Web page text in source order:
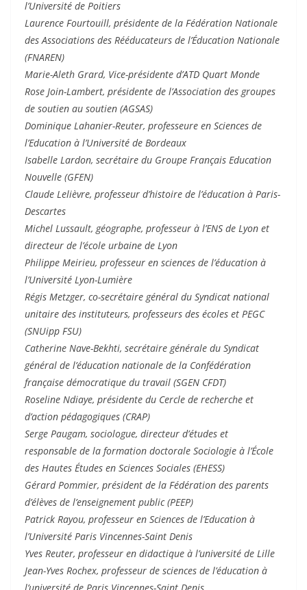
l’Université de Poitiers
Laurence Fourtouill, présidente de la Fédération Nationale
des Associations des Rééducateurs de l’Éducation Nationale
(FNAREN)
Marie-Aleth Grard, Vice-présidente d’ATD Quart Monde
Rose Join-Lambert, présidente de l’Association des groupes
de soutien au soutien (AGSAS)
Dominique Lahanier-Reuter, professeure en Sciences de
l’Education à l’Université de Bordeaux
Isabelle Lardon, secrétaire du Groupe Français Education
Nouvelle (GFEN)
Claude Lelièvre, professeur d’histoire de l’éducation à Paris-
Descartes
Michel Lussault, géographe, professeur à l’ENS de Lyon et
directeur de l’école urbaine de Lyon
Philippe Meirieu, professeur en sciences de l’éducation à
l’Université Lyon-Lumière
Régis Metzger, co-secrétaire général du Syndicat national
unitaire des instituteurs, professeurs des écoles et PEGC
(SNUipp FSU)
Catherine Nave-Bekhti, secrétaire générale du Syndicat
général de l’éducation nationale de la Confédération
française démocratique du travail (SGEN CFDT)
Roseline Ndiaye, présidente du Cercle de recherche et
d’action pédagogiques (CRAP)
Serge Paugam, sociologue, directeur d’études et
responsable de la formation doctorale Sociologie à l’École
des Hautes Études en Sciences Sociales (EHESS)
Gérard Pommier, président de la Fédération des parents
d’élèves de l’enseignement public (PEEP)
Patrick Rayou, professeur en Sciences de l’Education à
l’Université Paris Vincennes-Saint Denis
Yves Reuter, professeur en didactique à l’université de Lille
Jean-Yves Rochex, professeur de sciences de l’éducation à